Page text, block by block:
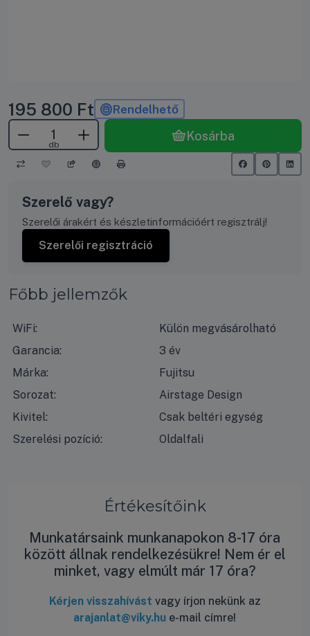
195 800 Ft Rendelhető
db
Kosárba
Szerelő vagy?
Szerelői árakért és készletinformációért regisztrálj!
Szerelői regisztráció
Főbb jellemzők
WiFi:
Külön megvásárolható
Garancia:
3 év
Márka:
Fujitsu
Sorozat:
Airstage Design
Kivitel:
Csak beltéri egység
Szerelési pozíció:
Oldalfali
Értékesítőink
Munkatársaink munkanapokon 8-17 óra
között állnak rendelkezésükre! Nem ér el
minket, vagy elmúlt már 17 óra?
Kérjen visszahívást vagy írjon nekünk az
arajanlat@viky.hu e-mail címre!